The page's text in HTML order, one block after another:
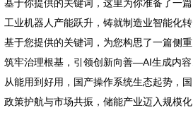
基于你提供的关键词，这里为你准备了一篇深度分析文章
工业机器人产能跃升，铸就制造业智能化转型的钢铁脊梁
基于您提供的关键词，为您构思了一篇侧重于产业分析与能源转型的深度文章
筑牢治理根基，引领创新向善—AI生成内容监管持续强化 规范行业健康发展
从能用到好用，国产操作系统生态起势，国产化替代步入快车道
政策护航与市场共振，储能产业迈入规模化发展黄金期